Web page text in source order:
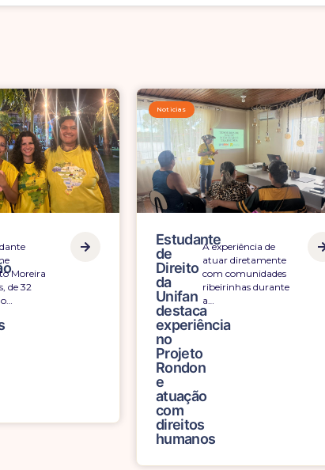
O estudante
Augusto Moreira
Mendes, de 32
Noticias
Estudante
de
Direito
da
Unifan
destaca
experiência
Projeto
Rondon
atuação
direitos
humanos
A experiência de
atuar diretamente
com comunidades
ribeirinhas durante